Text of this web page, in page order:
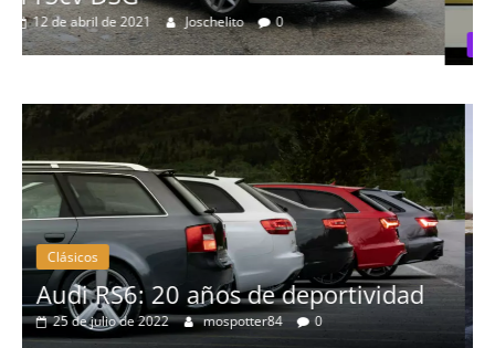
Pruebas
19 de abril de 2020 Joschelito 0
Clásicos